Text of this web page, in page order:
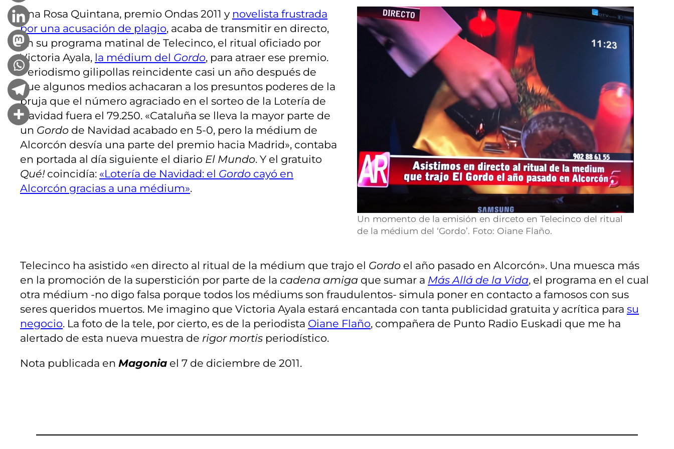
Ana Rosa Quintana, premio Ondas 2011 y novelista frustrada
por una acusación de plagio, acaba de transmitir en directo,
en su programa matinal de Telecinco, el ritual oficiado por
Victoria Ayala, la médium del Gordo, para atraer ese premio.
Periodismo gilipollas reincidente casi un año después de
que algunos medios achacaran a los presuntos poderes de la
bruja que el número agraciado en el sorteo de la Lotería de
Navidad fuera el 79.250. «Cataluña se lleva la mayor parte de
un Gordo de Navidad acabado en 5-0, pero la médium de
Alcorcón desvía una parte del premio hacia Madrid», contaba
en portada al día siguiente el diario El Mundo. Y el gratuito
Qué!coincidía: «Lotería de Navidad: el Gordo cayó en
Alcorcón gracias a una médium».
Un momento de la emisión en dirceto en Telecinco del ritual
de la médium del ‘Gordo’. Foto: Oiane Flaño.
Telecinco ha asistido «en directo al ritual de la médium que trajo el Gordo el año pasado en Alcorcón». Una muesca más
en la promoción de la superstición por parte de la cadena amiga que sumar a Más Allá de la Vida, el programa en el cual
otra médium -no digo falsa porque todos los médiums son fraudulentos- simula poner en contacto a famosos con sus
seres queridos muertos. Me imagino que Victoria Ayala estará encantada con tanta publicidad gratuita y acrítica para su
negocio. La foto de la tele, por cierto, es de la periodista Oiane Flaño, compañera de Punto Radio Euskadi que me ha
alertado de esta nueva muestra de rigor mortis periodístico.
Nota publicada en Magonia el 7 de diciembre de 2011.